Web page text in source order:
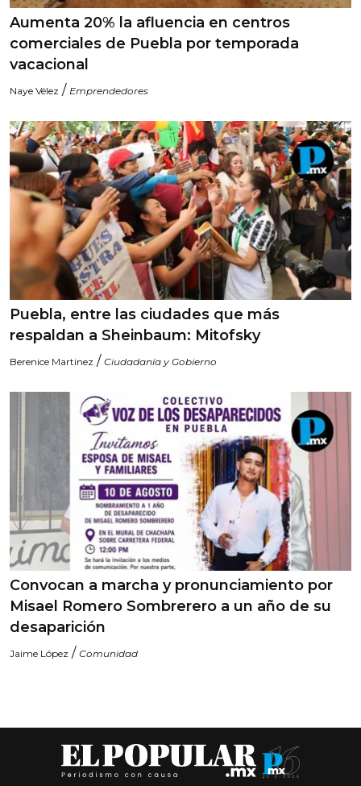
Aumenta 20% la afluencia en centros
comerciales de Puebla por temporada
vacacional
Naye Vélez / Emprendedores
Puebla, entre las ciudades que más
respaldan a Sheinbaum: Mitofsky
Berenice Martinez / Ciudadanía y Gobierno
Convocan a marcha y pronunciamiento por
Misael Romero Sombrerero a un año de su
desaparición
Jaime López / Comunidad